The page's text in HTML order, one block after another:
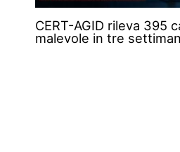
CERT-AGID rileva 395
malevole in tre